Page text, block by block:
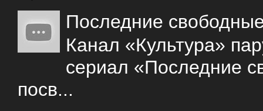
Последние
Канал «Культура»
сериал «Последние
посв...